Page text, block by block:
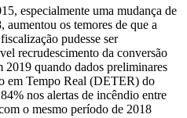
especialmente uma mudança de
aumentou os temores de que a
pudesse ser
recrudescimento da conversão
quando dados preliminares
em Tempo Real (DETER) do
nos alertas de incêndio entre
o mesmo período de 2018